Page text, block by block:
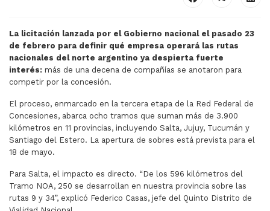
La licitación lanzada por el Gobierno nacional el pasado 23
de febrero para definir qué empresa operará las rutas
nacionales del norte argentino ya despierta fuerte
interés: más de una decena de compañías se anotaron para
competir por la concesión.
El proceso, enmarcado en la tercera etapa de la Red Federal de
Concesiones, abarca ocho tramos que suman más de 3.900
kilómetros en 11 provincias, incluyendo Salta, Jujuy, Tucumán y
Santiago del Estero. La apertura de sobres está prevista para el
18 de mayo.
Para Salta, el impacto es directo. “De los 596 kilómetros del
Tramo NOA, 250 se desarrollan en nuestra provincia sobre las
rutas 9 y 34”, explicó Federico Casas, jefe del Quinto Distrito de